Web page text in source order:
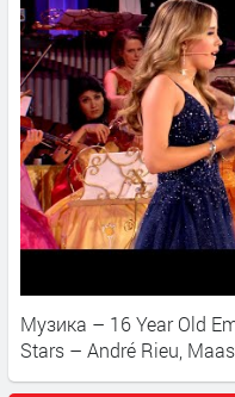
Музика – 16 Year Old
Stars – André Rieu,